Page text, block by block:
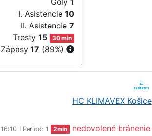
Góly 1
I. Asistencie 10
II. Asistencie 7
Tresty15 30 min
Zápasy 17 (89%)
HC KLIMAVEX Košice
16:10 I Period: 1 2min nedovolené bránenie